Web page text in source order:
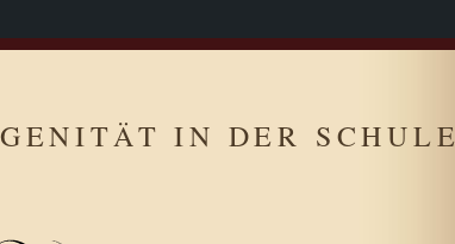
IN DER SCHULE